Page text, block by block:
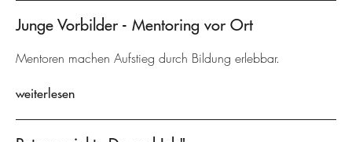
Junge Vorbilder - Mentoring vor Ort
Mentoren machen Aufstieg durch Bildung erlebbar.
weiterlesen